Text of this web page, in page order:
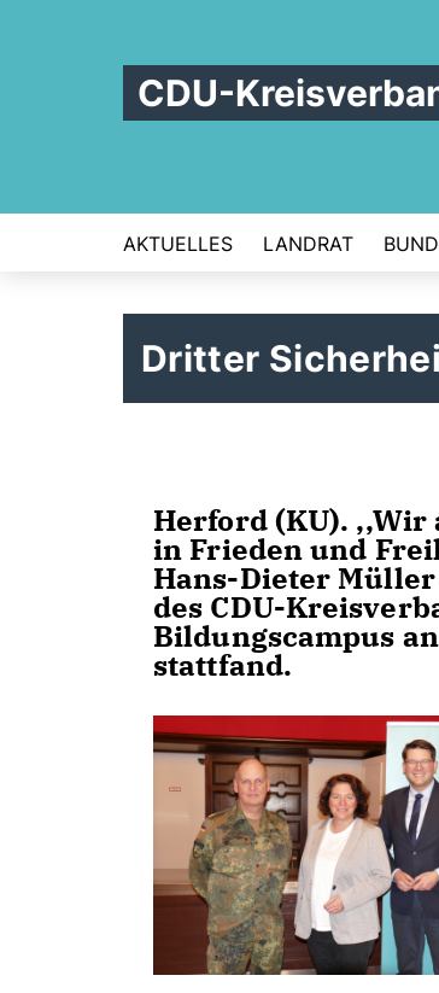
CDU-
AKTUELLES LANDRAT
Dritter
Herford (KU). ,,Wir
in Frieden und
Hans-Dieter
des CDU-
Bildungscampus
stattfand.